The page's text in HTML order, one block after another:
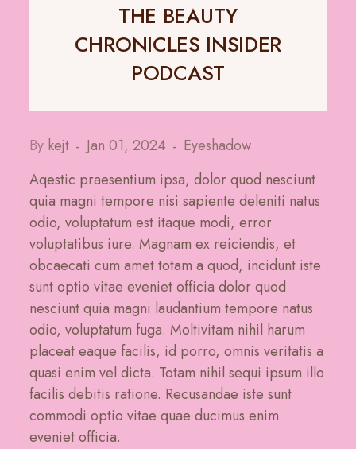
THE BEAUTY
CHRONICLES INSIDER
PODCAST
By kejt Jan 01, 2024
Eyeshadow
Aqestic praesentium ipsa, dolor quod nesciunt
quia magni tempore nisi sapiente deleniti natus
odio, voluptatum est itaque modi, error
voluptatibus iure. Magnam ex reiciendis, et
obcaecati cum amet totam a quod, incidunt iste
sunt optio vitae eveniet officia dolor quod
nesciunt quia magni laudantium tempore natus
odio, voluptatum fuga. Moltivitam nihil harum
placeat eaque facilis, id porro, omnis veritatis a
quasi enim vel dicta. Totam nihil sequi ipsum illo
facilis debitis ratione. Recusandae iste sunt
commodi optio vitae quae ducimus enim
eveniet officia.